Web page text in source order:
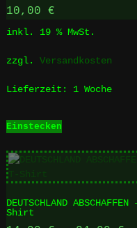
werden
10,00 €
inkl. 19 % MwSt.
zzgl. Versandkosten
Lieferzeit: 1 Woche
Einstecken
DEUTSCHLAND
Shirt